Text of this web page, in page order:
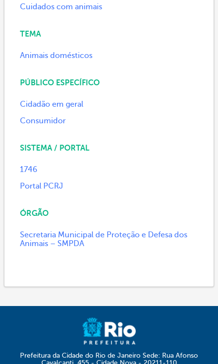
Cuidados com animais
TEMA
Animais domésticos
PÚBLICO ESPECÍFICO
Cidadão em geral
Consumidor
SISTEMA / PORTAL
1746
Portal PCRJ
ÓRGÃO
Secretaria Municipal de Proteção e Defesa dos
Animais – SMPDA
Prefeitura da Cidade do Rio de Janeiro Sede: Rua Afonso